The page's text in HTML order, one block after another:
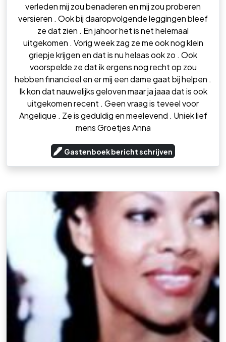
verleden mij zou benaderen en mij zou proberen
versieren . Ook bij daaropvolgende leggingen bleef
ze dat zien . En jahoor het is net helemaal
uitgekomen . Vorig week zag ze me ook nog klein
griepje krijgen en dat is nu helaas ook zo . Ook
voorspelde ze dat ik ergens nog recht op zou
hebben financieel en er mij een dame gaat bij helpen .
Ik kon dat nauwelijks geloven maar ja jaaa dat is ook
uitgekomen recent . Geen vraag is teveel voor
Angelique . Ze is geduldig en meelevend . Uniek lief
mens Groetjes Anna
Gastenboek bericht schrijven